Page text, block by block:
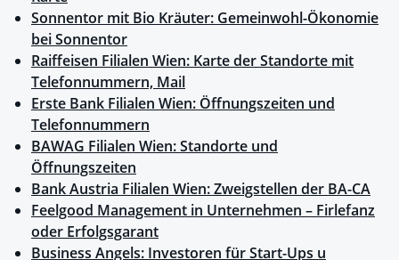
Sonnentor mit Bio Kräuter: Gemeinwohl-Ökonomie
bei Sonnentor
Raiffeisen Filialen Wien: Karte der Standorte mit
Telefonnummern, Mail
Erste Bank Filialen Wien: Öffnungszeiten und
Telefonnummern
BAWAG Filialen Wien: Standorte und
Öffnungszeiten
Bank Austria Filialen Wien: Zweigstellen der BA-CA
Feelgood Management in Unternehmen – Firlefanz
oder Erfolgsgarant
Business Angels: Investoren für Start-Ups u